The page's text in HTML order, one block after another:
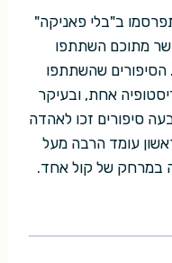
ב"בלי פאניקה"
מתוכם השתתפו
שהשתתפו
אחת, ובעיקר
סיפורים זכו לאהדה
עומד הרבה מעל
במרחק של קול אחד.